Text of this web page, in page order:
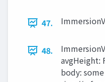
47.
48.
avgHeight:
body: